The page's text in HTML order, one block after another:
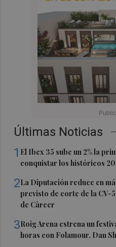
Últimas Noticias
1 El Ibex 35 sube un 2% la
conquistar los históricos
2La Diputación reduce en
previsto de corte de la CV-
de Càrcer
3Roig Arena estrena un
horas con Folamour, Dan